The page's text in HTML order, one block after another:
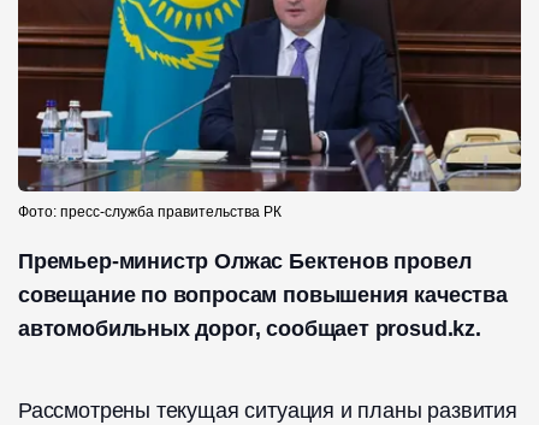
Фото: пресс-служба правительства РК
Премьер-министр Олжас Бектенов провел
совещание по вопросам повышения качества
автомобильных дорог, сообщает prosud.kz.
Рассмотрены текущая ситуация и планы развития